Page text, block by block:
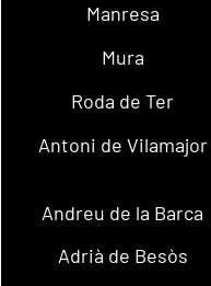
Manresa
Mura
Roda de Ter
Antoni de Vilamajor
Andreu de la Barca
Adrià de Besòs